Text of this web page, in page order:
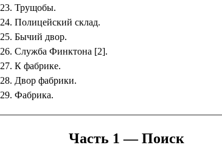
23. Трущобы.
24. Полицейский склад.
25. Бычий двор.
26. Служба Финктона [2].
27. К фабрике.
28. Двор фабрики.
29. Фабрика.
Часть 1 — Поиск